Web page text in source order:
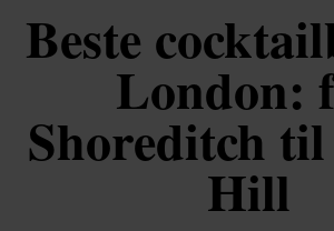
Beste
London:
Shoreditch
Hill